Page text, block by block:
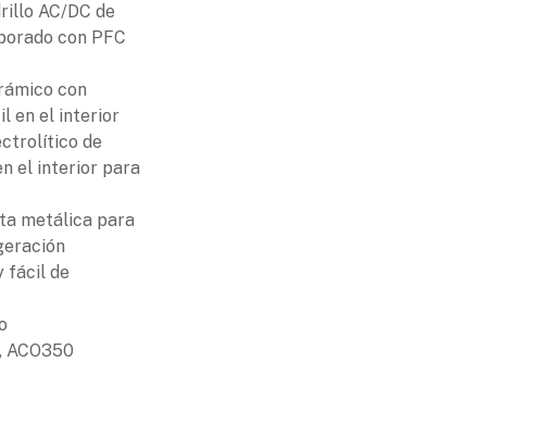
AC/DC de
con PFC
con
en el interior
de
el interior para
metálica para
fácil de
ACO350